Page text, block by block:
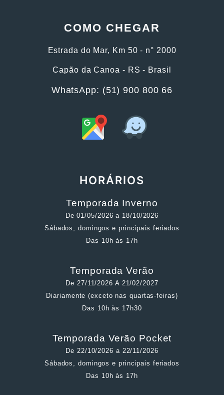
COMO CHEGAR
Estrada do Mar, Km 50 - n° 2000
Capão da Canoa - RS - Brasil
WhatsApp: (51) 900 800 66
HORÁRIOS
Temporada Inverno
De 01/05/2026 a 18/10/2026
Sábados, domingos e principais feriados
Das 10h às 17h
Temporada Verão
De 27/11/2026 A 21/02/2027
Diariamente (exceto nas quartas-feiras)
Das 10h às 17h30
Temporada Verão Pocket
De 22/10/2026 a 22/11/2026
Sábados, domingos e principais feriados
Das 10h às 17h